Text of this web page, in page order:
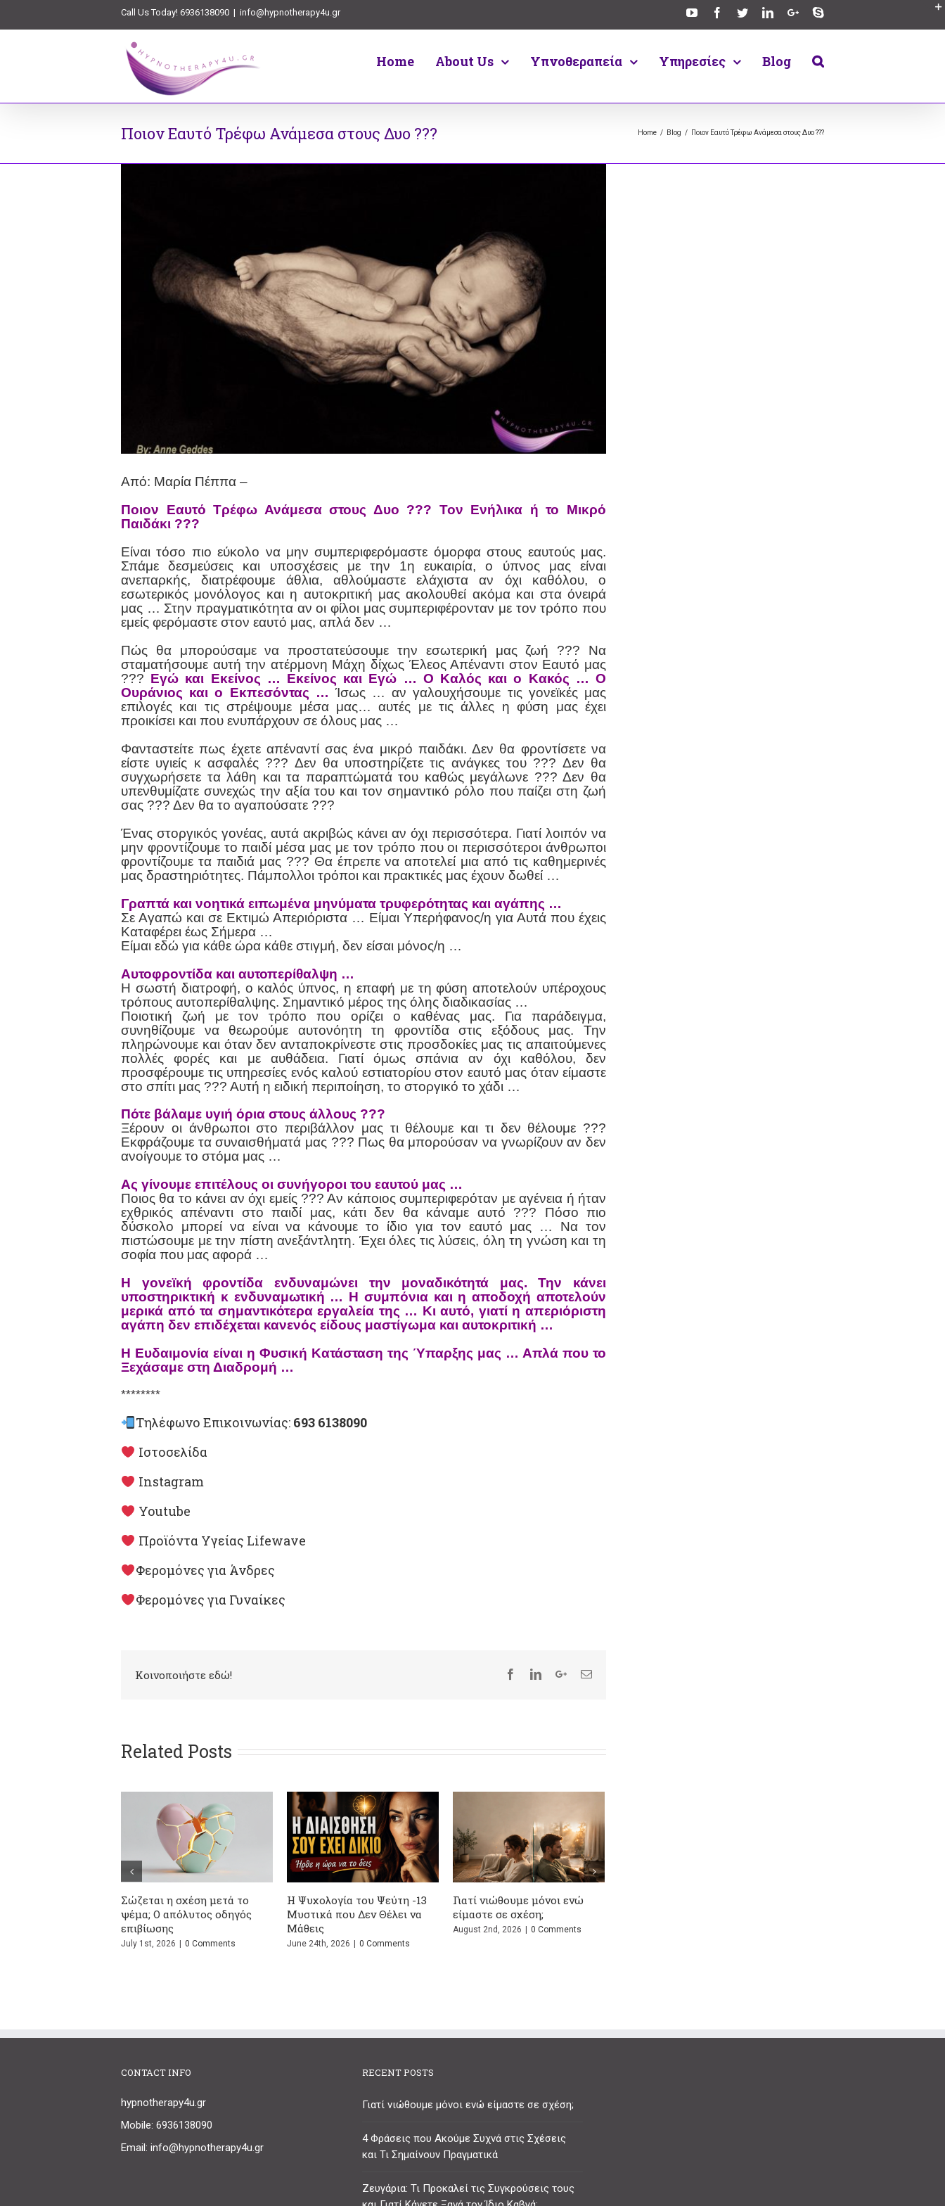
Call Us Today! 6936138090 | info@hypnotherapy4u.gr
Home About Us Υπνοθεραπεία Υπηρεσίες Blog
Ποιον Εαυτό Τρέφω Ανάμεσα στους Δυο ??? Home / Blog / Ποιον Εαυτό Τρέφω Ανάμεσα στους Δυο ???
Από: Μαρία Πέππα –
Ποιον Εαυτό Τρέφω Ανάμεσα στους Δυο ??? Τον Ενήλικα ή το Μικρό
Παιδάκι ???
Είναι τόσο πιο εύκολο να μην συμπεριφερόμαστε όμορφα στους εαυτούς μας.
Σπάμε δεσμεύσεις και υποσχέσεις με την 1η ευκαιρία, ο ύπνος μας είναι
ανεπαρκής, διατρέφουμε άθλια, αθλούμαστε ελάχιστα αν όχι καθόλου, ο
εσωτερικός μονόλογος και η αυτοκριτική μας ακολουθεί ακόμα και στα όνειρά
μας … Στην πραγματικότητα αν οι φίλοι μας συμπεριφέρονταν με τον τρόπο που
εμείς φερόμαστε στον εαυτό μας, απλά δεν …
Πώς θα μπορούσαμε να προστατεύσουμε την εσωτερική μας ζωή ??? Να
σταματήσουμε αυτή την ατέρμονη Μάχη δίχως Έλεος Απέναντι στον Εαυτό μας
??? Εγώ και Εκείνος … Εκείνος και Εγώ … Ο Καλός και ο Κακός …Ο
Ουράνιος και ο Εκπεσόντας … Ίσως … αν γαλουχήσουμε τις γονεϊκές μας
επιλογές και τις στρέψουμε μέσα μας… αυτές με τις άλλες η φύση μας έχει
προικίσει και που ενυπάρχουν σε όλους μας …
Φανταστείτε πως έχετε απέναντί ​​σας ένα μικρό παιδάκι. Δεν θα φροντίσετε να
είστε υγιείς κ ασφαλές ??? Δεν θα υποστηρίζετε τις ανάγκες του ??? Δεν θα
συγχωρήσετε τα λάθη και τα παραπτώματά του καθώς μεγάλωνε ??? Δεν θα
υπενθυμίζατε συνεχώς την αξία του και τον σημαντικό ρόλο που παίζει στη ζωή
σας ??? Δεν θα το αγαπούσατε ???
Ένας στοργικός γονέας, αυτά ακριβώς κάνει αν όχι περισσότερα. Γιατί λοιπόν να
μην φροντίζουμε το παιδί μέσα μας με τον τρόπο που οι περισσότεροι άνθρωποι
φροντίζουμε τα παιδιά μας ??? Θα έπρεπε να αποτελεί μια από τις καθημερινές
μας δραστηριότητες. Πάμπολλοι τρόποι και πρακτικές μας έχουν δωθεί …
Γραπτά και νοητικά ειπωμένα μηνύματα τρυφερότητας και αγάπης …
Σε Αγαπώ και σε Εκτιμώ Απεριόριστα … Είμαι Υπερήφανος/η για Αυτά που έχεις
Καταφέρει έως Σήμερα …
Είμαι εδώ για κάθε ώρα κάθε στιγμή, δεν είσαι μόνος/η …
Αυτοφροντίδα και αυτοπερίθαλψη …
Η σωστή διατροφή, ο καλός ύπνος, η επαφή με τη φύση αποτελούν υπέροχους
τρόπους αυτοπερίθαλψης. Σημαντικό μέρος της όλης διαδικασίας …
Ποιοτική ζωή με τον τρόπο που ορίζει ο καθένας μας. Για παράδειγμα,
συνηθίζουμε να θεωρούμε αυτονόητη τη φροντίδα στις εξόδους μας. Την
πληρώνουμε και όταν δεν ανταποκρίνεστε στις προσδοκίες μας τις απαιτούμενες
πολλές φορές και με αυθάδεια. Γιατί όμως σπάνια αν όχι καθόλου, δεν
προσφέρουμε τις υπηρεσίες ενός καλού εστιατορίου στον εαυτό μας όταν είμαστε
στο σπίτι μας ??? Αυτή η ειδική περιποίηση, το στοργικό το χάδι …
Πότε βάλαμε υγιή όρια στους άλλους ???
Ξέρουν οι άνθρωποι στο περιβάλλον μας τι θέλουμε και τι δεν θέλουμε ???
Εκφράζουμε τα συναισθήματά μας ??? Πως θα μπορούσαν να γνωρίζουν αν δεν
ανοίγουμε το στόμα μας …
Ας γίνουμε επιτέλους οι συνήγοροι του εαυτού μας …
Ποιος θα το κάνει αν όχι εμείς ??? Αν κάποιος συμπεριφερόταν με αγένεια ή ήταν
εχθρικός απέναντι στο παιδί μας, κάτι δεν θα κάναμε αυτό ??? Πόσο πιο
δύσκολο μπορεί να είναι να κάνουμε το ίδιο για τον εαυτό μας … Να τον
πιστώσουμε με την πίστη ανεξάντλητη. Έχει όλες τις λύσεις, όλη τη γνώση και τη
σοφία που μας αφορά …
Η γονεϊκή φροντίδα ενδυναμώνει την μοναδικότητά μας. Την κάνει
υποστηρικτική κ ενδυναμωτική … Η συμπόνια και η αποδοχή αποτελούν
μερικά από τα σημαντικότερα εργαλεία της … Κι αυτό, γιατί η απεριόριστη
αγάπη δεν επιδέχεται κανενός είδους μαστίγωμα και αυτοκριτική …
Η Ευδαιμονία είναι η Φυσική Κατάσταση της Ύπαρξης μας … Απλά που το
Ξεχάσαμε στη Διαδρομή …
********
Τηλέφωνο Επικοινωνίας: 693 6138090
Ιστοσελίδα
Instagram
Youtube
Προϊόντα Υγείας Lifewave
Φερομόνες για Άνδρες
Φερομόνες για Γυναίκες
Kοινοποιήστε εδώ!
Related Posts
Γιατί νιώθουμε μόνοι ενώ
είμαστε σε σχέση;
August 2nd, 2026 |
4 Φράσεις που Ακούμε Συχνά
στις Σχέσεις και Τι
Σημαίνουν Πραγματικά
July 24th, 2026 | 0 Comments
Ζευγάρια: Τι Προκαλεί τις
Συγκρούσεις τους και Γιατί
Κάνετε Ξανά τον Ίδιο Καβγά;
Σώζεται η σχέση μετά το
ψέμα; Ο απόλυτος οδηγός
επιβίωσης
July 1st, 2026
CONTACT INFO
hypnotherapy4u.gr
Mobile: 6936138090
Email: info@hypnotherapy4u.gr
RECENT POSTS
Γιατί νιώθουμε μόνοι ενώ είμαστε σε σχέση;
4 Φράσεις που Ακούμε Συχνά στις Σχέσεις
και Τι Σημαίνουν Πραγματικά
Ζευγάρια: Τι Προκαλεί τις Συγκρούσεις τους